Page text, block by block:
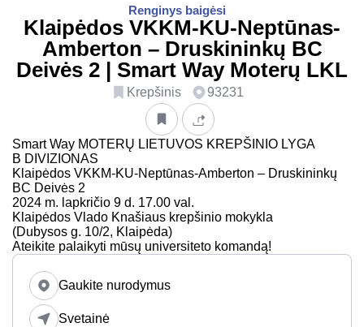
Renginys baigėsi
Klaipėdos VKKM-KU-Neptūnas-
Amberton – Druskininkų BC
Deivės 2 | Smart Way Moterų LKL
Krepšinis 93231
Smart Way MOTERŲ LIETUVOS KREPŠINIO LYGA
B DIVIZIONAS
Klaipėdos VKKM-KU-Neptūnas-Amberton – Druskininkų
BC Deivės 2
2024 m. lapkričio 9 d. 17.00 val.
Klaipėdos Vlado Knašiaus krepšinio mokykla
(Dubysos g. 10/2, Klaipėda)
Ateikite palaikyti mūsų universiteto komandą!
Gaukite nurodymus
Svetainė